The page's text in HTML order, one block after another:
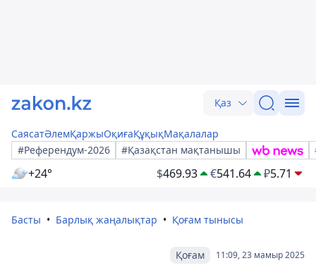
Қаз
СаясатӘлемҚаржыОқиғаҚұқықМақалалар
#Референдум-2026
#Қазақстан мақтанышы
+24° $469.93 €541.64 ₽5.71
Басты Барлық жаңалықтар Қоғам тынысы
11:09, 23 мамыр 2025
Қоғам